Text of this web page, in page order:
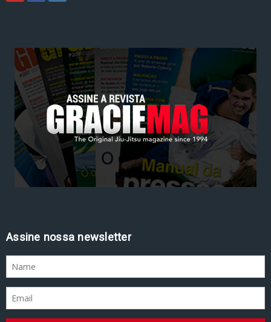
Assine nossa newsletter